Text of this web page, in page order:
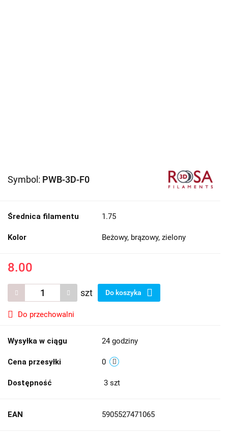
Symbol: PWB-3D-F0
Średnica filamentu 1.75
Kolor Beżowy, brązowy, zielony
8.00
szt Do koszyka
Do przechowalni
Wysyłka w ciągu 24 godziny
Cena przesyłki 0
Dostępność 3 szt
EAN 5905527471065